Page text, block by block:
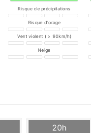
Risque de précipitations
Risque d'orage
Vent violent ( > 90km/h)
Neige
20h